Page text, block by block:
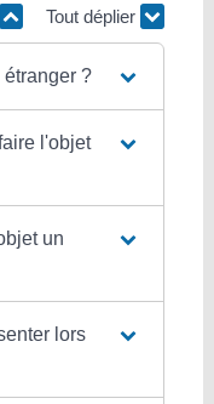
Tout déplier
?
l'objet
un
lors